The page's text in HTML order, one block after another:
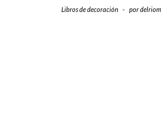
Libros de decoración - por